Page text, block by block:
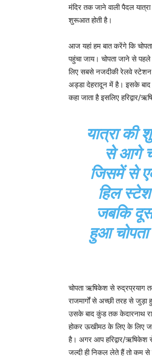
मंदिर तक जाने वाली पैदल यात्रा
शुरूआत होती है।
आज यहां हम बात करेंगे कि
पहुंचा जाय। चोपता जाने से
लिए सबसे नजदीकी रेलवे स्टेशन
अड्डा देहरादून में है। इसके बाद
कहा जाता है इसलिए हरिद्वार/
यात्रा
से आगे
जिसमें से
हिल
जबकि
हुआ चोपता
चोपता ऋषिकेश से रुद्रप्रयाग
राजमार्गों से अच्छी तरह से जुड़ा
उसके बाद कुंड तक केदारनाथ
होकर ऊखीमठ के लिए के लिए
है। अगर आप हरिद्वार/ऋषिकेश
जल्दी ही निकल लेते हैं तो कम